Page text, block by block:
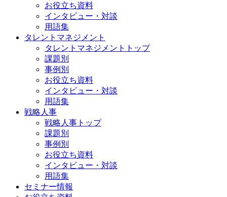
お役立ち資料
インタビュー・対談
用語集
タレントマネジメント
タレントマネジメントトップ
課題別
事例別
お役立ち資料
インタビュー・対談
用語集
戦略人事
戦略人事トップ
課題別
事例別
お役立ち資料
インタビュー・対談
用語集
セミナー情報